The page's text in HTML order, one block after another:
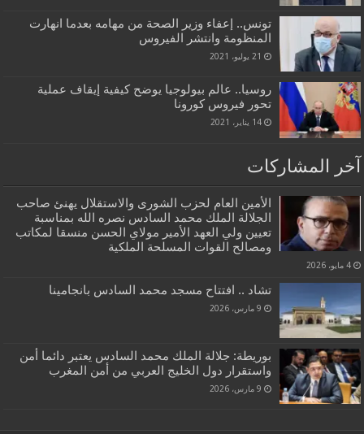
تونس.. إعفاء وزير الصحة من مهامه بعدما انهارت
المنظومة وانتشر الفيروس
21 يوليو، 2021
روسيا.. عالم بيولوجيا يوضح كيفية إيقاف عملية
تحور فيروس كورونا
14 يناير، 2021
آخر المشاركات
الأمين العام لحزب الشورى والاستقلال يهنئ صاحب
الجلالة الملك محمد السادس نصره الله بمناسبة
تعيين ولي العهد الأمير مولاي الحسن منسقا لمكاتب
ومصالح القوات المسلحة الملكية
4 مايو، 2026
تشاد .. افتتاح مسجد محمد السادس بانجامينا
9 مارس، 2026
بوريطة: جلالة الملك محمد السادس يعتبر دائما أمن
واستقرار دول الخليج العربي من أمن المغرب
9 مارس، 2026